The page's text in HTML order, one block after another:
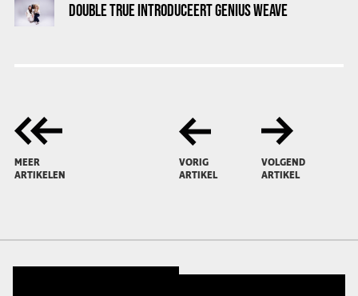
DOUBLE TRUE INTRODUCEERT GENIUS WEAVE
MEER
ARTIKELEN
VORIG
ARTIKEL
VOLGEND
ARTIKEL